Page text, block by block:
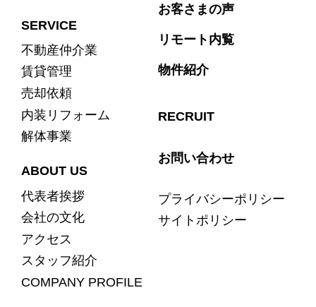
SERVICE
不動産仲介業
賃貸管理
売却依頼
内装リフォーム
解体事業
ABOUT US
代表者挨拶
会社の文化
アクセス
スタッフ紹介
COMPANY PROFILE
お客さまの声
リモート内覧
物件紹介
RECRUIT
お問い合わせ
プライバシーポリシー
サイトポリシー